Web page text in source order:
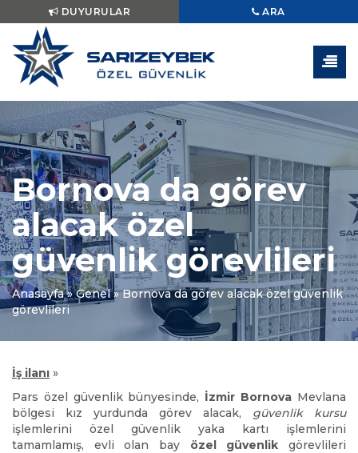
DUYURULAR ARA
Bornova da görev
alacak özel
güvenlik görevlileri
Anasayfa»Genel»Bornova da görev alacak özel güvenlik
görevlileri
İş ilanı »
Pars özel güvenlik bünyesinde, İzmir Bornova Mevlana
bölgesi kız yurdunda görev alacak, güvenlik kursu
işlemlerini özel güvenlik yaka kartı işlemlerini
tamamlamış, evli olan bay özel güvenlik görevlileri